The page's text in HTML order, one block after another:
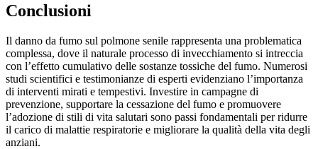
Conclusioni
Il danno da fumo sul polmone senile rappresenta una problematica
complessa, dove il naturale processo di invecchiamento si intreccia
con l’effetto cumulativo delle sostanze tossiche del fumo. Numerosi
studi scientifici e testimonianze di esperti evidenziano l’importanza
di interventi mirati e tempestivi. Investire in campagne di
prevenzione, supportare la cessazione del fumo e promuovere
l’adozione di stili di vita salutari sono passi fondamentali per ridurre
il carico di malattie respiratorie e migliorare la qualità della vita degli
anziani.